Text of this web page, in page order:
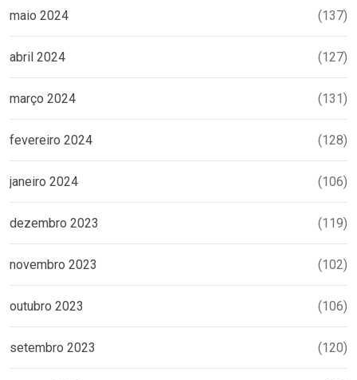
maio 2024 (137)
abril 2024 (127)
março 2024 (131)
fevereiro 2024 (128)
janeiro 2024 (106)
dezembro 2023 (119)
novembro 2023 (102)
outubro 2023 (106)
setembro 2023 (120)